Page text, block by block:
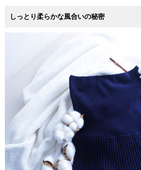
しっとり柔らかな風合いの秘密